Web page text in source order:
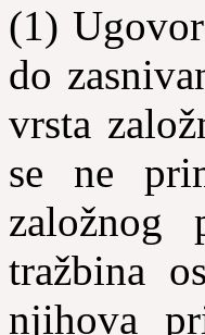
(1)
do
vrsta
se ne
založnog
tražbina
njihova